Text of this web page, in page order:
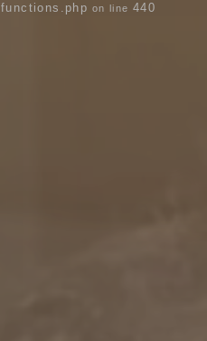
on line 440